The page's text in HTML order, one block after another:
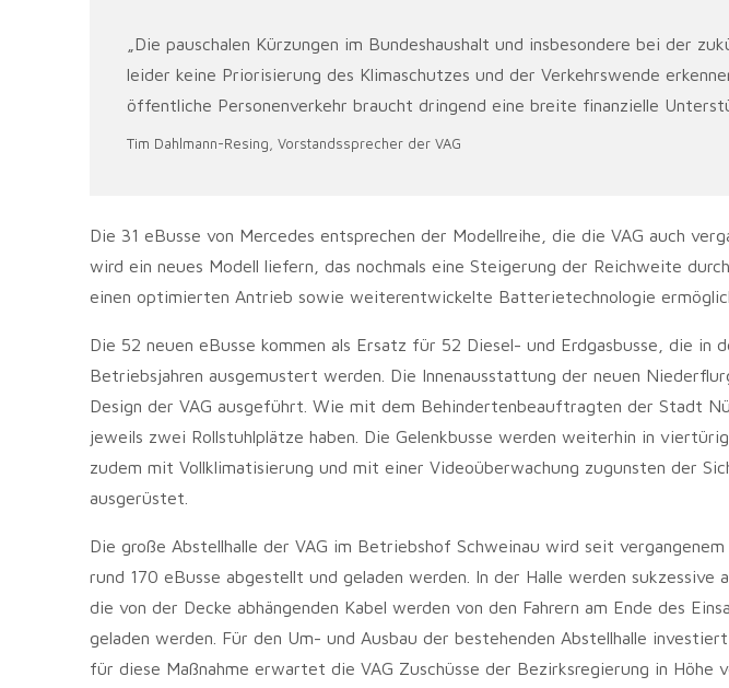
„Die pauschalen Kürzungen im Bundeshaushalt und insbesondere bei der
leider keine Priorisierung des Klimaschutzes und der Verkehrswende
öffentliche Personenverkehr braucht dringend eine breite finanzielle
Tim Dahlmann-Resing, Vorstandssprecher der VAG
Die 31 eBusse von Mercedes entsprechen der Modellreihe, die die VAG auch
wird ein neues Modell liefern, das nochmals eine Steigerung der Reichweite
einen optimierten Antrieb sowie weiterentwickelte Batterietechnologie
Die 52 neuen eBusse kommen als Ersatz für 52 Diesel- und Erdgasbusse, die in
Betriebsjahren ausgemustert werden. Die Innenausstattung der neuen
Design der VAG ausgeführt. Wie mit dem Behindertenbeauftragten der Stadt
jeweils zwei Rollstuhlplätze haben. Die Gelenkbusse werden weiterhin in
zudem mit Vollklimatisierung und mit einer Videoüberwachung zugunsten der
ausgerüstet.
Die große Abstellhalle der VAG im Betriebshof Schweinau wird seit
rund 170 eBusse abgestellt und geladen werden. In der Halle werden
die von der Decke abhängenden Kabel werden von den Fahrern am Ende des
geladen werden. Für den Um- und Ausbau der bestehenden Abstellhalle
für diese Maßnahme erwartet die VAG Zuschüsse der Bezirksregierung in Höhe